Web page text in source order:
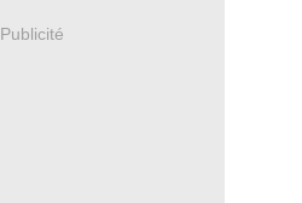
Publicité